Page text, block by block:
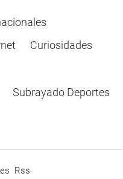
Curiosidades
Subrayado Deportes
Rss